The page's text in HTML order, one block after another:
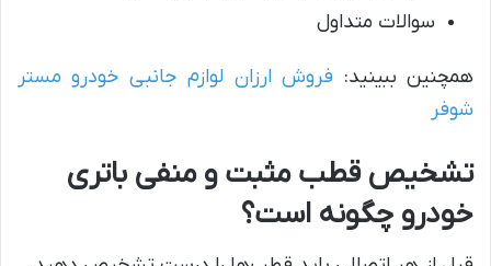
سوالات متداول
همچنین ببینید: فروش ارزان لوازم جانبی خودرو مستر
شوفر
تشخیص قطب مثبت و منفی باتری
خودرو چگونه است؟